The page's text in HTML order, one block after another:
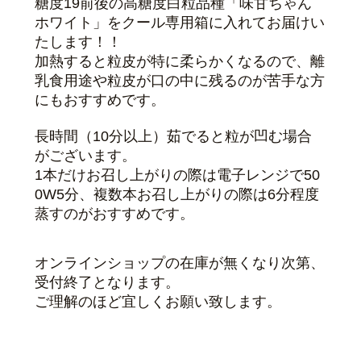
糖度19前後の高糖度白粒品種「味甘ちゃん
ホワイト」をクール専用箱に入れてお届けい
たします！！
加熱すると粒皮が特に柔らかくなるので、離
乳食用途や粒皮が口の中に残るのが苦手な方
にもおすすめです。
長時間（10分以上）茹でると粒が凹む場合
がございます。
1本だけお召し上がりの際は電子レンジで50
0W5分、複数本お召し上がりの際は6分程度
蒸すのがおすすめです。
オンラインショップの在庫が無くなり次第、
受付終了となります。
ご理解のほど宜しくお願い致します。